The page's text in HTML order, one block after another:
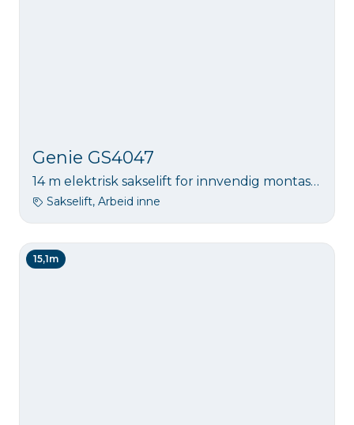
Genie GS4047
14 m elektrisk sakselift for innvendig montasje.
Sakselift, Arbeid inne
15,1m